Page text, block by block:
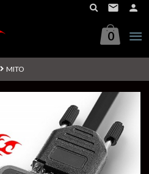
0
MITO